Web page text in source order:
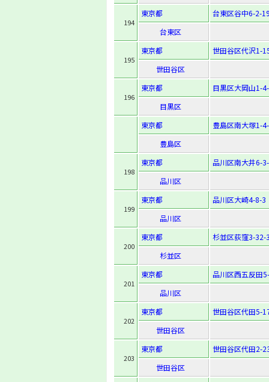
194
東京都
台東区谷中6-2-
台東区
195
東京都
世田谷区代沢1-
世田谷区
196
東京都
目黒区大岡山1-
目黒区
東京都
豊島区南大塚1-
豊島区
198
東京都
品川区南大井6-
品川区
199
東京都
品川区大崎4-8-3
品川区
200
東京都
杉並区荻窪3-32-
杉並区
201
東京都
品川区西五反田
品川区
202
東京都
世田谷区代田5-
世田谷区
203
東京都
世田谷区代田2-
世田谷区